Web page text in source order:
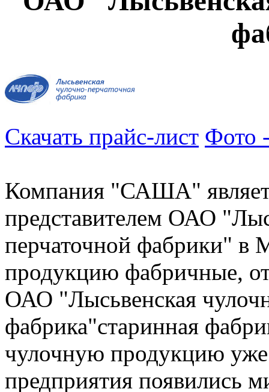
Скачать прайс-лист Фото
Компания "САША"
представителем ОАО
перчаточной фабрики" в
продукцию фабричные,
ОАО "Лысьвенская
фабрика"старинная
чулочную продукцию уже
предприятия появились